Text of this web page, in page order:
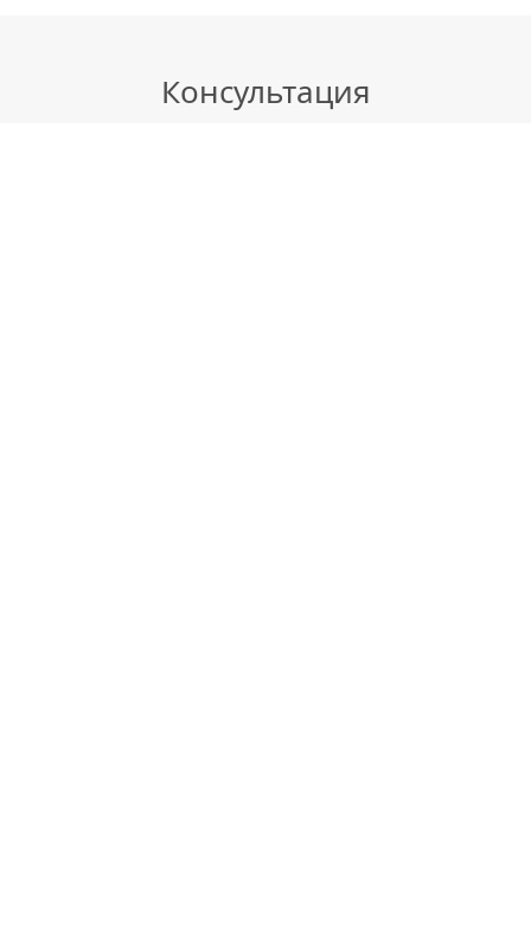
Консультация